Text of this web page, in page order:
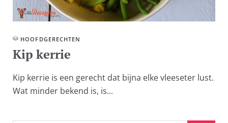
HOOFD­GERECHTEN
Kip kerrie
Kip kerrie is een gerecht dat bijna elke vleeseter lust.
Wat minder bekend is, is...